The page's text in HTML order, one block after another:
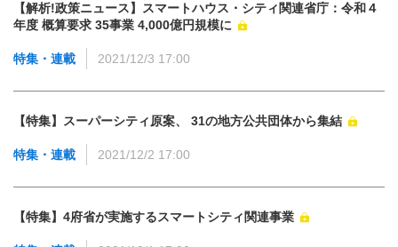
【解析!政策ニュース】スマートハウス・シティ関連省庁：令和４
年度 概算要求 35事業 4,000億円規模に
特集・連載 2021/12/3 17:00
【特集】スーパーシティ原案、 31の地方公共団体から集結
特集・連載 2021/12/2 17:00
【特集】4府省が実施するスマートシティ関連事業